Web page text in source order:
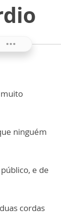
muito
ninguém
e de
cordas